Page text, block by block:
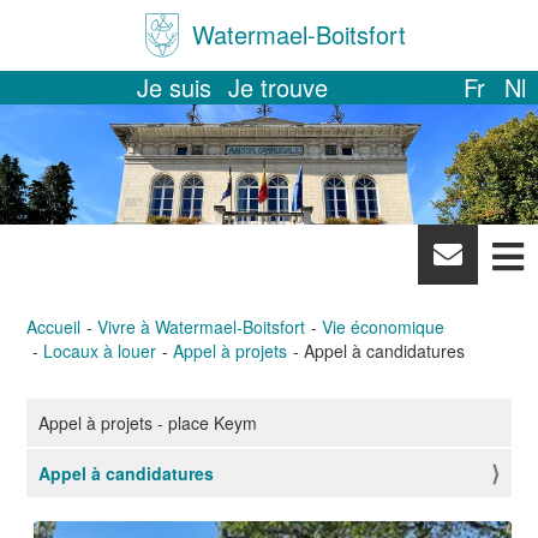
Watermael-Boitsfort
Je suis Je trouve Fr Nl
News
Accueil Vivre à Watermael-Boitsfort
Vie économique
Locaux à louer
Appel à projets Appel à candidatures
N
v
i
Appel à projets - place Keym
Appel à candidatures